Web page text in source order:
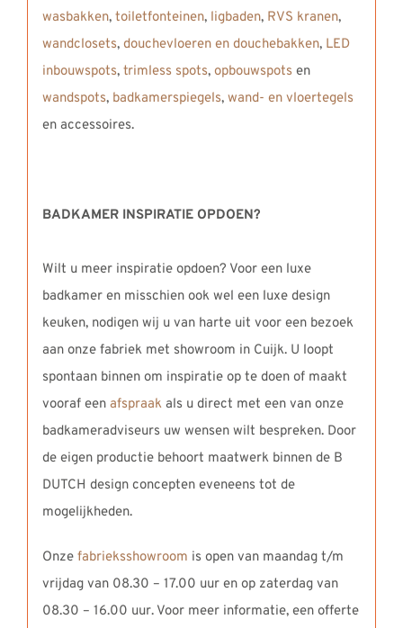
wasbakken, toiletfonteinen, ligbaden, RVS kranen,
wandclosets, douchevloeren en douchebakken, LED
inbouwspots, trimless spots, opbouwspots en
wandspots, badkamerspiegels, wand- en vloertegels
en accessoires.
BADKAMER INSPIRATIE OPDOEN?
Wilt u meer inspiratie opdoen? Voor een luxe
badkamer en misschien ook wel een luxe design
keuken, nodigen wij u van harte uit voor een bezoek
aan onze fabriek met showroom in Cuijk. U loopt
spontaan binnen om inspiratie op te doen of maakt
vooraf een afspraakals u direct met een van onze
badkameradviseurs uw wensen wilt bespreken. Door
de eigen productie behoort maatwerk binnen de B
DUTCH design concepten eveneens tot de
mogelijkheden.
Onze fabrieksshowroom is open van maandag t/m
vrijdag van 08.30 – 17.00 uur en op zaterdag van
08.30 – 16.00 uur. Voor meer informatie, een offerte